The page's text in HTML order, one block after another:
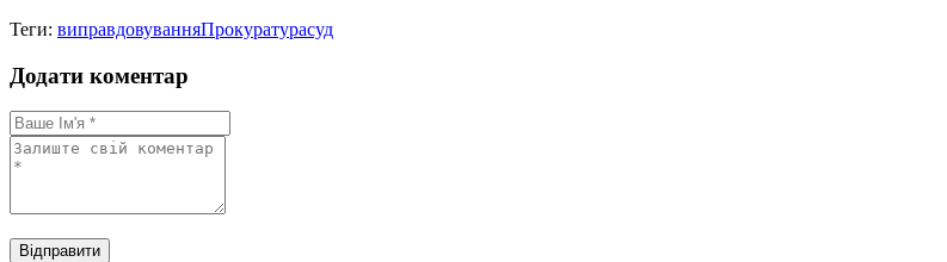
Теги: виправдовуванняПрокуратурасуд
Додати коментар